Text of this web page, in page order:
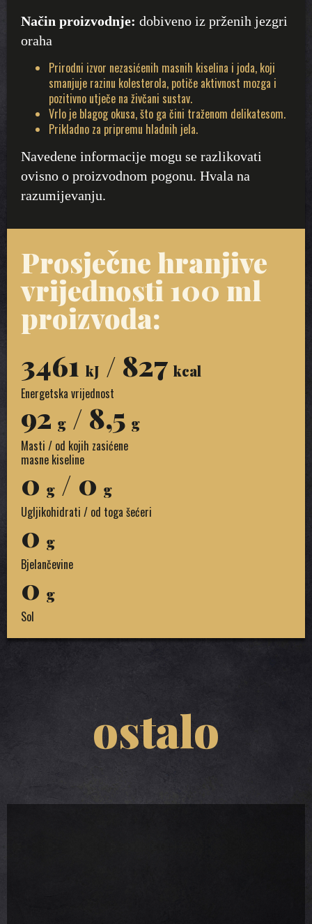
Način proizvodnje: dobiveno iz prženih jezgri
oraha
Prirodni izvor nezasićenih masnih kiselina i joda, koji
smanjuje razinu kolesterola, potiče aktivnost mozga i
pozitivno utječe na živčani sustav.
Vrlo je blagog okusa, što ga čini traženom delikatesom.
Prikladno za pripremu hladnih jela.
Navedene informacije mogu se razlikovati
ovisno o proizvodnom pogonu. Hvala na
razumijevanju.
Prosječne hranjive
vrijednosti 100 ml
proizvoda:
3461 kJ / 827 kcal
Energetska vrijednost
92 g / 8,5 g
Masti / od kojih zasićene
masne kiseline
0 g / 0 g
Ugljikohidrati / od toga šećeri
0 g
Bjelančevine
0 g
Sol
ostalo